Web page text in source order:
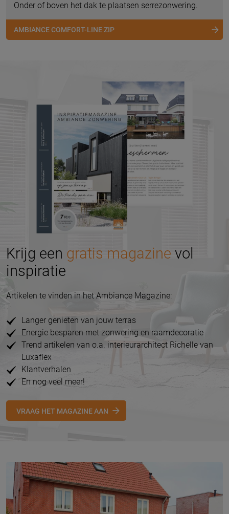
Onder of boven het dak te plaatsen serrezonwering.
AMBIANCE COMFORT-LINE ZIP
Krijg een gratis magazine vol
inspiratie
Artikelen te vinden in het Ambiance Magazine:
Langer genieten van jouw terras
Energie besparen met zonwering en raamdecoratie
Trend artikelen van o.a. interieurarchitect Richelle van
Luxaflex
Klantverhalen
En nog veel meer!
VRAAG HET MAGAZINE AAN